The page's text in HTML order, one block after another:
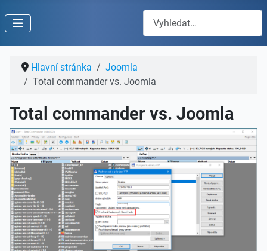
Hledat
Hlavní stránka
Joomla
Total commander vs. Joomla
Total commander vs. Joomla